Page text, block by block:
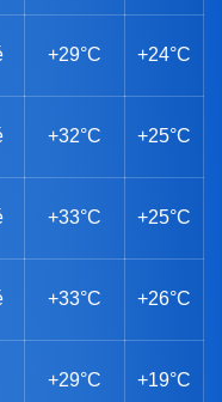
+29°C +24°C
+32°C +25°C
+33°C +25°C
+33°C +26°C
+29°C +19°C